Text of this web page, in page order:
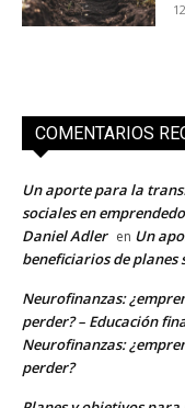
COMENTARIOS
Un aporte para la
sociales en
Daniel Adler en Un
beneficiarios de planes
Neurofinanzas:
perder? – Educación
Neurofinanzas:
perder?